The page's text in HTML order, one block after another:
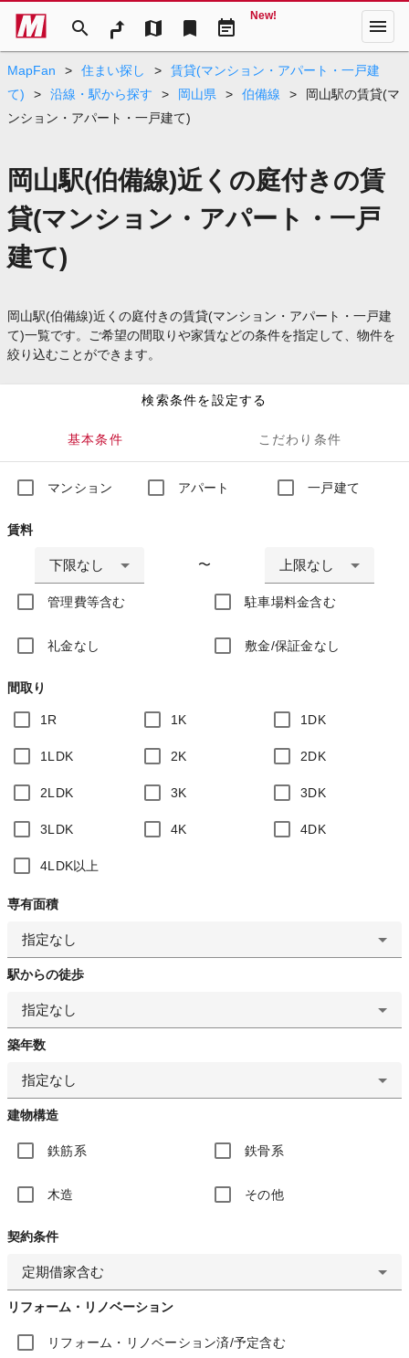
search map bookmark event_note
New! menu
MapFan > 住まい探し >
賃貸(マンション・アパート・一戸建
て)
> 沿線・駅から探す > 岡山県 > 伯備線 >
岡山駅の賃貸(マ
ンション・アパート・一戸建て)
岡山駅(伯備線)近くの庭付きの賃
貸(マンション・アパート・一戸
建て)
岡山駅(伯備線)近くの庭付きの賃貸(マンション・アパート・一戸建
て)一覧です。ご希望の間取りや家賃などの条件を指定して、物件を
絞り込むことができます。
検索条件を設定する
基本条件 こだわり条件
マンション アパート 一戸建て
賃料
下限なし 〜 上限なし
管理費等含む 駐車場料金含む
礼金なし 敷金/保証金なし
間取り
1R 1K 1DK
1LDK 2K 2DK
2LDK 3K 3DK
3LDK 4K 4DK
4LDK以上
専有面積
指定なし
駅からの徒歩
指定なし
築年数
指定なし
建物構造
鉄筋系 鉄骨系
木造 その他
契約条件
定期借家含む
リフォーム・リノベーション
リフォーム・リノベーション済/予定含む